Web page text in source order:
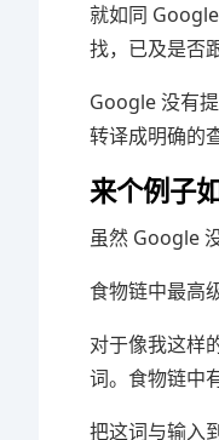
就如同
找，已及是否
Google 没有
转译成明确的
来个例子
虽然 Google
食物链中最高
对于像我这样
词。食物链中
把这词与输入